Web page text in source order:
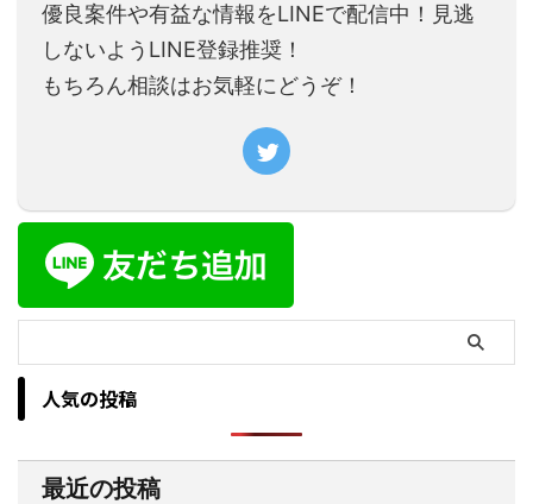
優良案件や有益な情報をLINEで配信中！見逃
しないようLINE登録推奨！
もちろん相談はお気軽にどうぞ！
人気の投稿
最近の投稿